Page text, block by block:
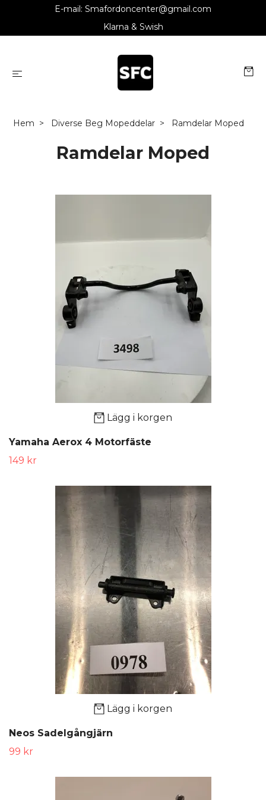
E-mail: Smafordoncenter@gmail.com
Klarna & Swish
Hem Diverse Beg Mopeddelar Ramdelar Moped
Ramdelar Moped
Lägg i korgen
Yamaha Aerox 4 Motorfäste
149 kr
Lägg i korgen
Neos Sadelgångjärn
99 kr